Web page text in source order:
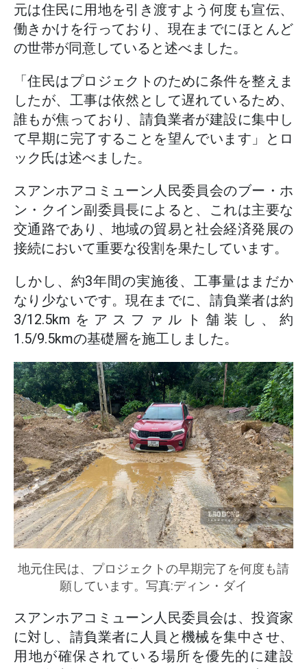
元は住民に用地を引き渡すよう何度も宣伝、
働きかけを行っており、現在までにほとんど
の世帯が同意していると述べました。
「住民はプロジェクトのために条件を整えま
したが、工事は依然として遅れているため、
誰もが焦っており、請負業者が建設に集中し
て早期に完了することを望んでいます」とロ
ック氏は述べました。
スアンホアコミューン人民委員会のブー・ホ
ン・クイン副委員長によると、これは主要な
交通路であり、地域の貿易と社会経済発展の
接続において重要な役割を果たしています。
しかし、約3年間の実施後、工事量はまだか
なり少ないです。現在までに、請負業者は約
3/12.5kmをアスファルト舗装し、約
1.5/9.5kmの基礎層を施工しました。
地元住民は、プロジェクトの早期完了を何度も請
願しています。写真:ディン・ダイ
スアンホアコミューン人民委員会は、投資家
に対し、請負業者に人員と機械を集中させ、
用地が確保されている場所を優先的に建設